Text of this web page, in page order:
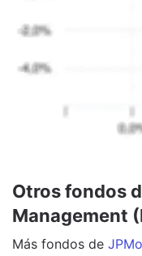
Otros fondos
Management
Más fondos de